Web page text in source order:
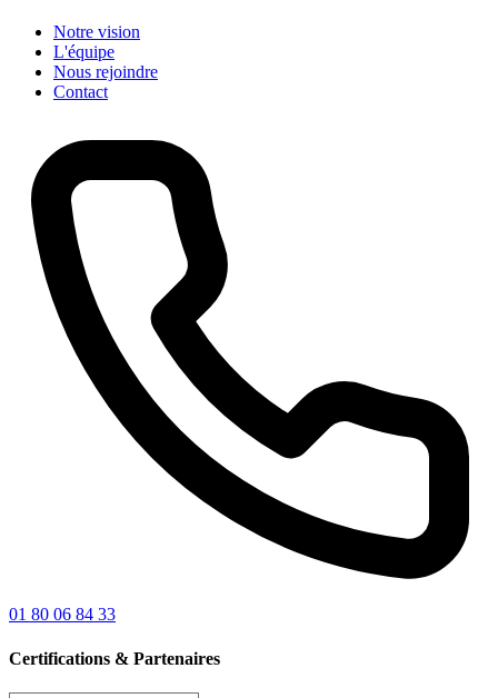
Notre vision
L'équipe
Nous rejoindre
Contact
01 80 06 84 33
Certifications & Partenaires